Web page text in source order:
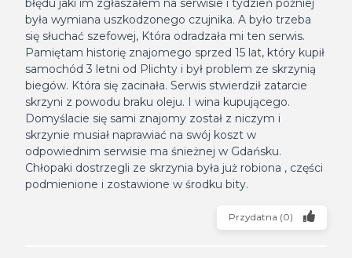
błędu jaki im zgłaszałem na serwisie i tydzień później
była wymiana uszkodzonego czujnika. A było trzeba
się słuchać szefowej, Która odradzała mi ten serwis.
Pamiętam historię znajomego sprzed 15 lat, który kupił
samochód 3 letni od Plichty i był problem ze skrzynią
biegów. Która się zacinała. Serwis stwierdził zatarcie
skrzyni z powodu braku oleju. I wina kupującego.
Domyślacie się sami znajomy został z niczym i
skrzynie musiał naprawiać na swój koszt w
odpowiednim serwisie ma śnieżnej w Gdańsku.
Chłopaki dostrzegli ze skrzynia była już robiona , części
podmienione i zostawione w środku bity.
Przydatna (0)